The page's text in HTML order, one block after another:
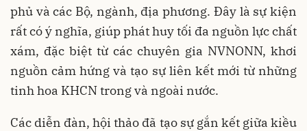
phủ và các Bộ, ngành, địa phương. Đây là sự kiện
rất có ý nghĩa, giúp phát huy tối đa nguồn lực chất
xám, đặc biệt từ các chuyên gia NVNONN, khơi
nguồn cảm hứng và tạo sự liên kết mới từ những
tinh hoa KHCN trong và ngoài nước.
Các diễn đàn, hội thảo đã tạo sự gắn kết giữa kiều